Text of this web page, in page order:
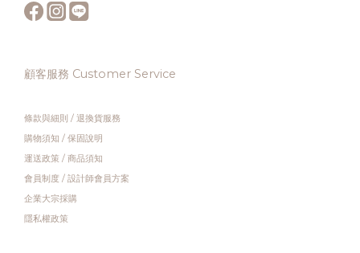
顧客服務 Customer Service
條款與細則 / 退換貨服務
購物須知 / 保固說明
運送政策 / 商品須知
會員制度 / 設計師會員方案
企業大宗採購
隱私權政策